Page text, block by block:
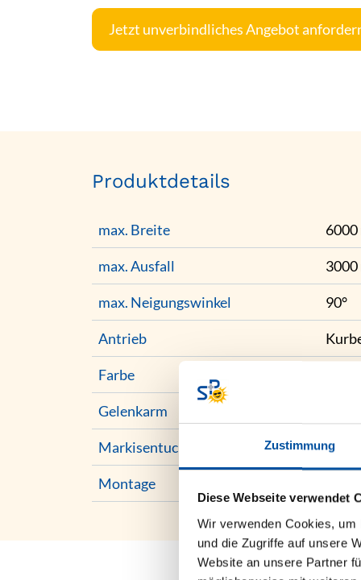
Zustimmung
Diese Webseite verwendet
Wir verwenden Cookies,
und die Zugriffe auf unsere
Website an unsere Partner
Jetzt unverbindliches Angebot
Produktdetails
max. Breite 6000
max. Ausfall 3000
max. Neigungswinkel 90°
Antrieb
Farbe
Gelenkarm
Markisentuch Acryl
Montage